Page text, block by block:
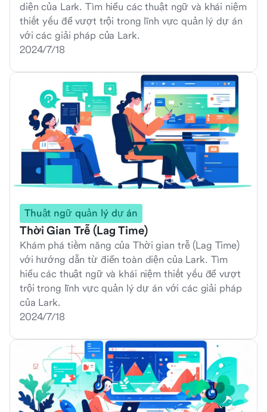
diện của Lark. Tìm hiểu các thuật ngữ và khái niệm
thiết yếu để vượt trội trong lĩnh vực quản lý dự án
với các giải pháp của Lark.
2024/7/18
Thuật ngữ quản lý dự án
Thời Gian Trễ (Lag Time)
Khám phá tiềm năng của Thời gian trễ (Lag Time)
với hướng dẫn từ điển toàn diện của Lark. Tìm
hiểu các thuật ngữ và khái niệm thiết yếu để vượt
trội trong lĩnh vực quản lý dự án với các giải pháp
của Lark.
2024/7/18